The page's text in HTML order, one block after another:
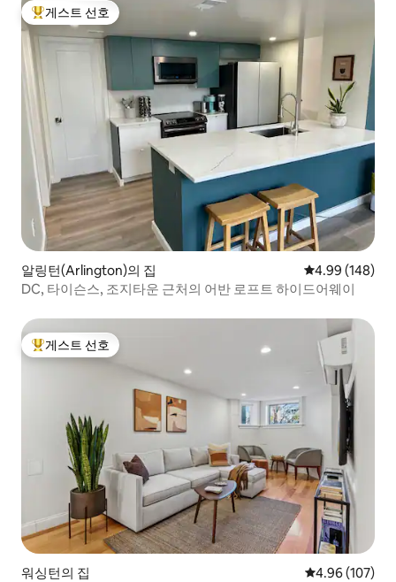
상위 게스트 선호
게스트 선호
알링턴(Arlington)의 집 평점 4.99점(5
4.99 (148)
DC, 타이슨스, 조지타운 근처의 어반 로프트 하이드어웨이
상위 게스트 선호
게스트 선호
워싱턴의 집 평점 4.96점(5
4.96 (107)